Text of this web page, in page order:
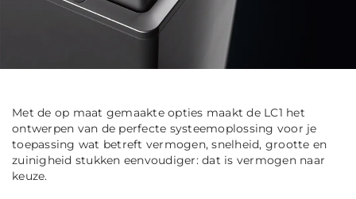
Met de op maat gemaakte opties maakt de LC1 het
ontwerpen van de perfecte systeemoplossing voor je
toepassing wat betreft vermogen, snelheid, grootte en
zuinigheid stukken eenvoudiger: dat is vermogen naar
keuze.